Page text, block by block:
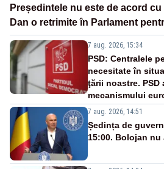
Președintele nu este de acord
Dan o retrimite în Parlament
7 aug. 2026, 15:34
PSD: Centralele
necesitate în
ţării noastre. PSD
mecanismului
7 aug. 2026, 14:51
Ședința de
15:00. Bolojan